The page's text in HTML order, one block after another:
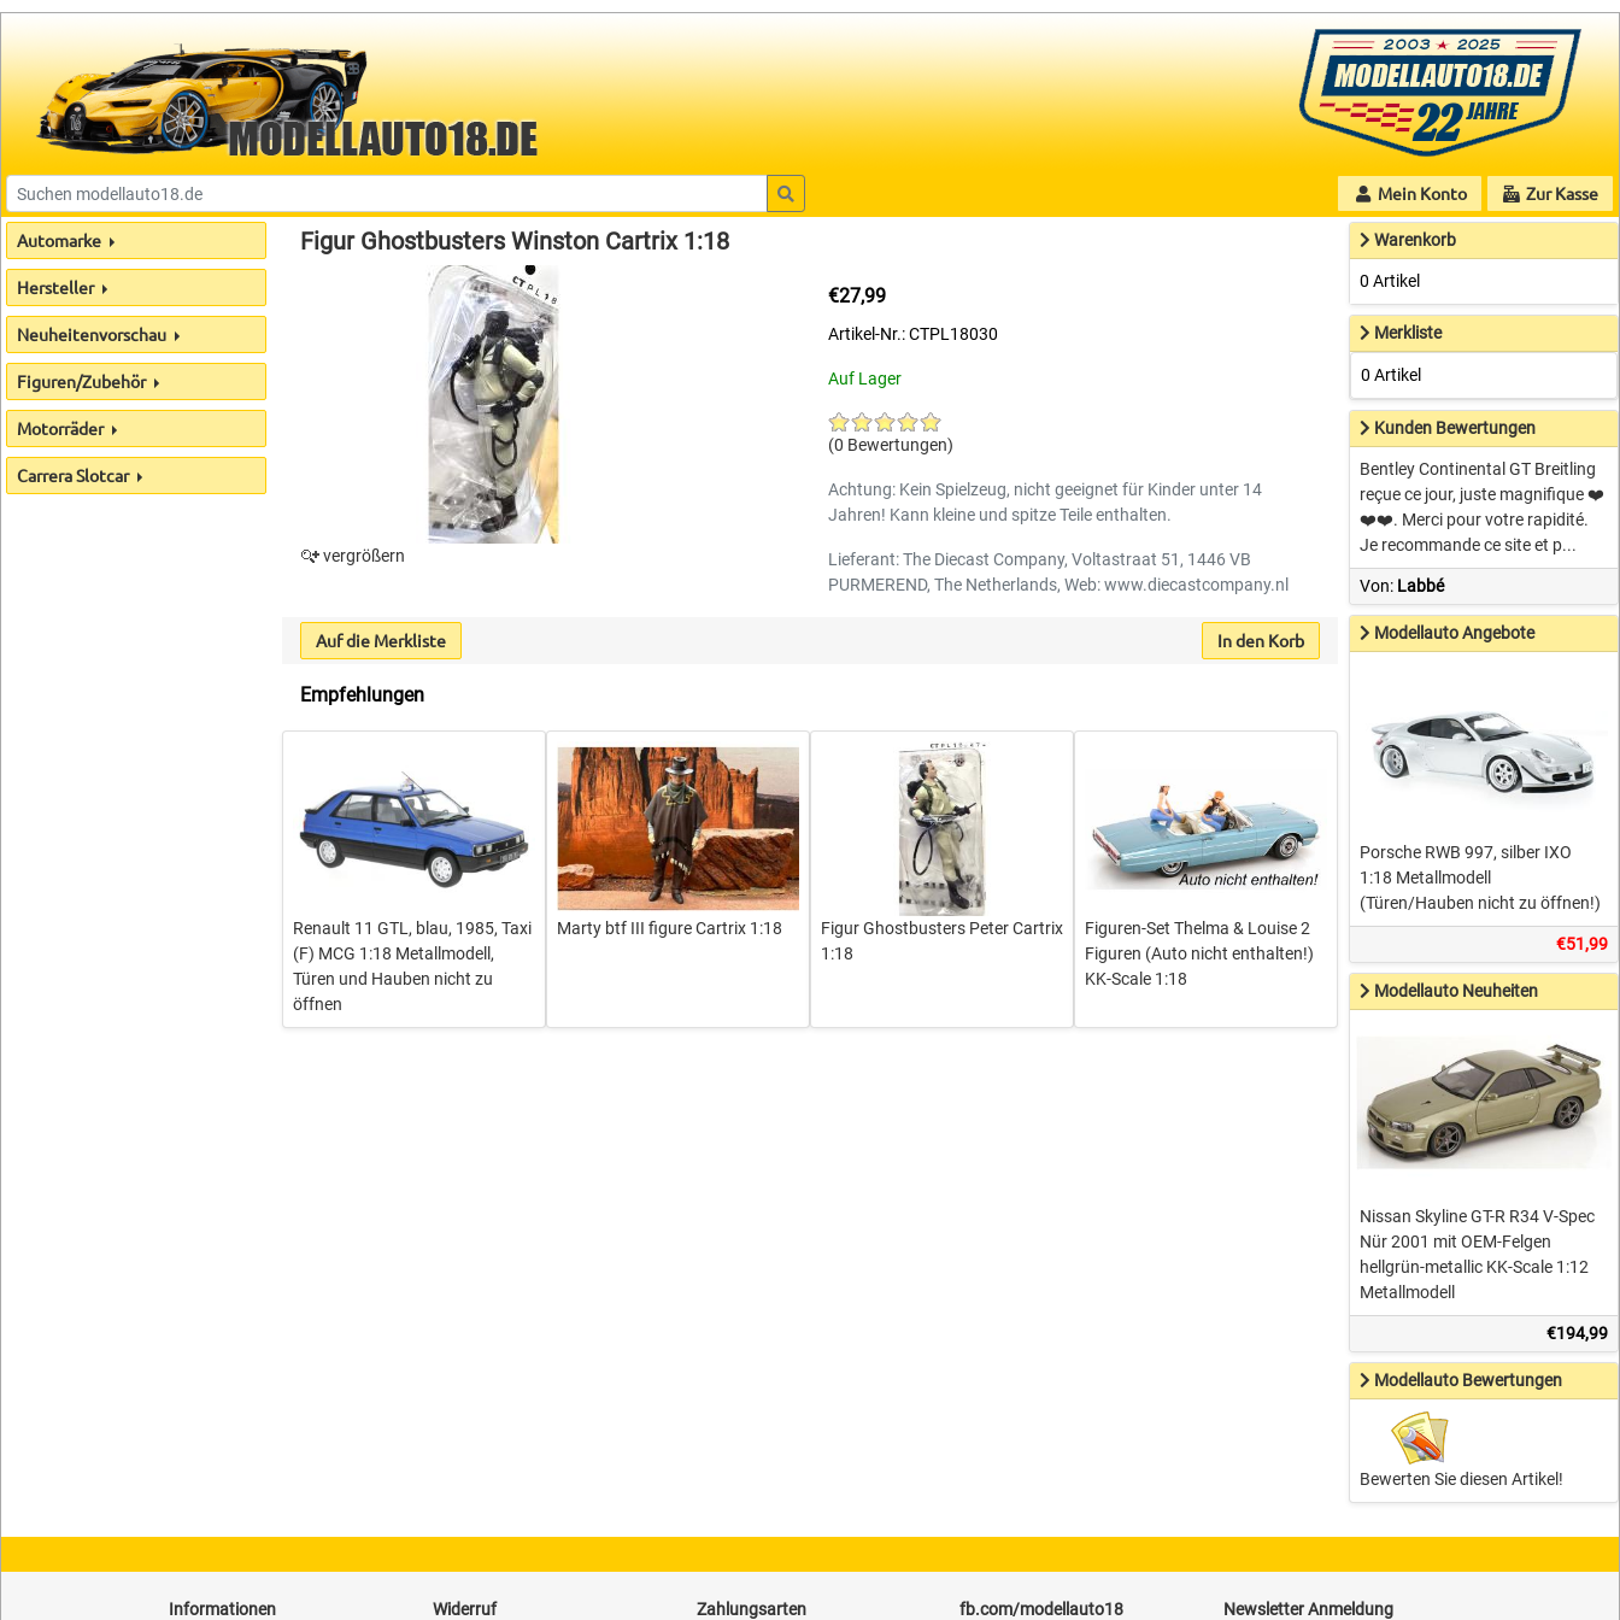
Mein Konto Zur Kasse
Automarke
Hersteller
Neuheitenvorschau
Figuren/Zubehör
Motorräder
Carrera Slotcar
Figur Ghostbusters Winston Cartrix 1:18
vergrößern
€27,99
Artikel-Nr.: CTPL18030
Auf Lager
(0 Bewertungen)
Achtung: Kein Spielzeug, nicht geeignet für Kinder unter 14
Jahren! Kann kleine und spitze Teile enthalten.
Lieferant: The Diecast Company, Voltastraat 51, 1446 VB
PURMEREND, The Netherlands, Web: www.diecastcompany.nl
Auf die Merkliste In den Korb
Empfehlungen
Renault 11 GTL, blau, 1985, Taxi
(F) MCG 1:18 Metallmodell,
Türen und Hauben nicht zu
öffnen
Marty btf III figure Cartrix 1:18
Figur Ghostbusters Peter Cartrix
1:18
Figuren-Set Thelma & Louise 2
Figuren (Auto nicht enthalten!)
KK-Scale 1:18
Warenkorb
0 Artikel
Merkliste
0 Artikel
Kunden Bewertungen
Bentley Continental GT Breitling
reçue ce jour, juste magnifique ❤️
❤️❤️. Merci pour votre rapidité.
Je recommande ce site et p...
Von: Labbé
Modellauto Angebote
Porsche RWB 997, silber IXO
1:18 Metallmodell
(Türen/Hauben nicht zu öffnen!)
€51,99
Modellauto Neuheiten
Nissan Skyline GT-R R34 V-Spec
Nür 2001 mit OEM-Felgen
hellgrün-metallic KK-Scale 1:12
Metallmodell
€194,99
Modellauto Bewertungen
Bewerten Sie diesen Artikel!
Informationen Widerruf Zahlungsarten fb.com/modellauto18 Newsletter Anmeldung